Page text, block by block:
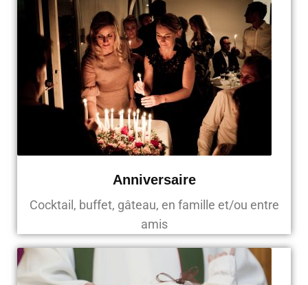
Anniversaire
Cocktail, buffet, gâteau, en famille et/ou entre
amis